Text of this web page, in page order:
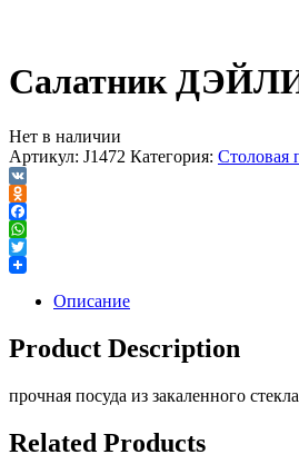
Салатник
Нет в наличии
Артикул: J1472 Категория: Столовая
VK
Odnoklassniki
Facebook
WhatsApp
Twitter
Описание
Product Description
прочная посуда из закаленного стекла
Related Products